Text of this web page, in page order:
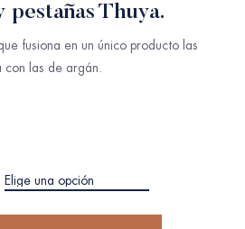
pestañas Thuya.
fusiona en un único producto las
las de argán.